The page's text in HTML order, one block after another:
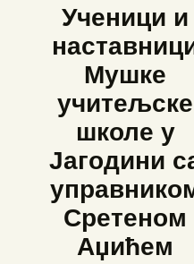
Ученици и
Мушке
учитељске
школе у
Јагодини
Сретеном
Аџићем
ЗБИРКЕ
ИЗЛОЖБЕ
ДОГАЂАЈИ
ИЗДАВАШТВО
БЛОГ
НАШ МУЗЕЈ
ENGLISH(